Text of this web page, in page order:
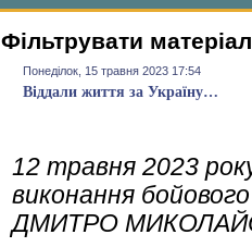
Фільтрувати
Понеділок, 15 травня 2023 17:54
Віддали життя за Україну…
12 травня 2023
виконання
ДМИТРО